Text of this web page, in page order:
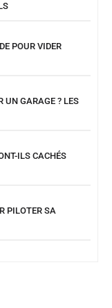
POUR VIDER
UN GARAGE ? LES
ILS CACHÉS
PILOTER SA